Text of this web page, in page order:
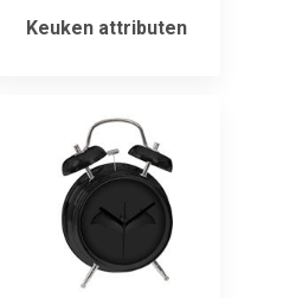
Keuken attributen